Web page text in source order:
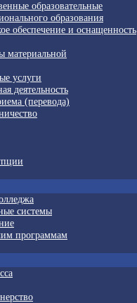
образовательные
образования
обеспечение и оснащенность
материальной
услуги
деятельность
(перевода)
системы
программам